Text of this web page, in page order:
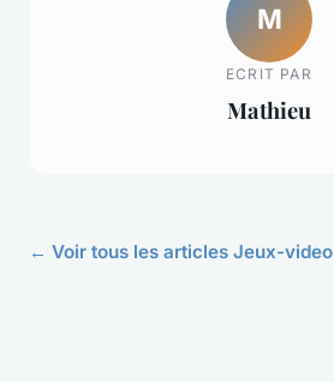
M
ECRIT PAR
Mathieu
← Voir tous les articles Jeux-video